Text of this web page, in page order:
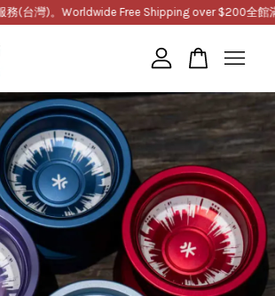
(台灣)。Worldwide Free Shipping over $200全館滿
車目前還是空的。
繼續購物